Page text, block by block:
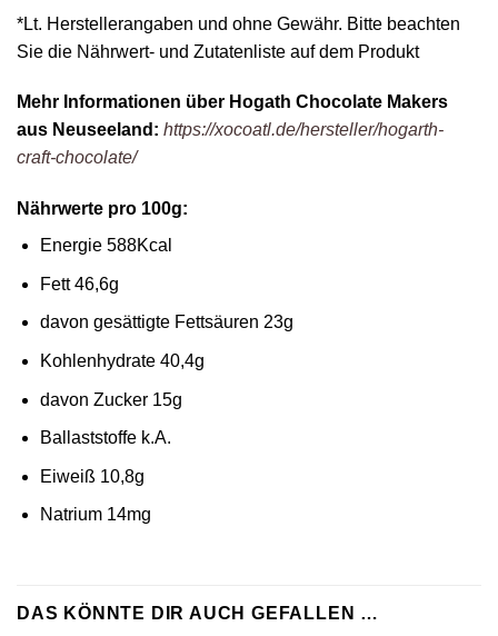
*Lt. Herstellerangaben und ohne Gewähr. Bitte beachten
Sie die Nährwert- und Zutatenliste auf dem Produkt
Mehr Informationen über Hogath Chocolate Makers
aus Neuseeland: https://xocoatl.de/hersteller/hogarth-
craft-chocolate/
Nährwerte pro 100g:
Energie 588Kcal
Fett 46,6g
davon gesättigte Fettsäuren 23g
Kohlenhydrate 40,4g
davon Zucker 15g
Ballaststoffe k.A.
Eiweiß 10,8g
Natrium 14mg
DAS KÖNNTE DIR AUCH GEFALLEN …